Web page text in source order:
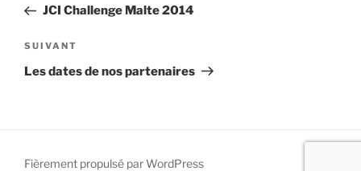
l’article
précédent
JCI Challenge Malte 2014
Article
suivant
SUIVANT
Les dates de nos partenaires
Fièrement propulsé par WordPress